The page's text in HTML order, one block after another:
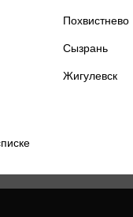
нонфикшн
Похвистнево
Сызрань
Жигулевск